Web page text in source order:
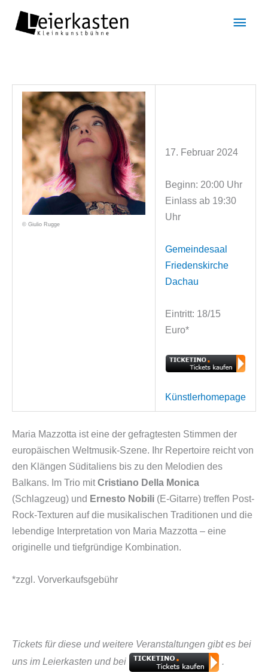
Inhalt
© Giulio Rugge
17. Februar 2024
Beginn: 20:00 Uhr
Einlass ab 19:30
Uhr
Gemeindesaal
Friedenskirche
Dachau
Eintritt: 18/15
Euro*
Künstlerhomepage
Maria Mazzotta ist eine der gefragtesten Stimmen der
europäischen Weltmusik-Szene. Ihr Repertoire reicht von
den Klängen Süditaliens bis zu den Melodien des
Balkans. Im Trio mitCristiano Della Monica
(Schlagzeug) und Ernesto Nobili (E-Gitarre) treffen Post-
Rock-Texturen auf die musikalischen Traditionen und die
lebendige Interpretation von Maria Mazzotta – eine
originelle und tiefgründige Kombination.
*zzgl. Vorverkaufsgebühr
Tickets für diese und weitere Veranstaltungen gibt es bei
uns im Leierkasten und bei
.